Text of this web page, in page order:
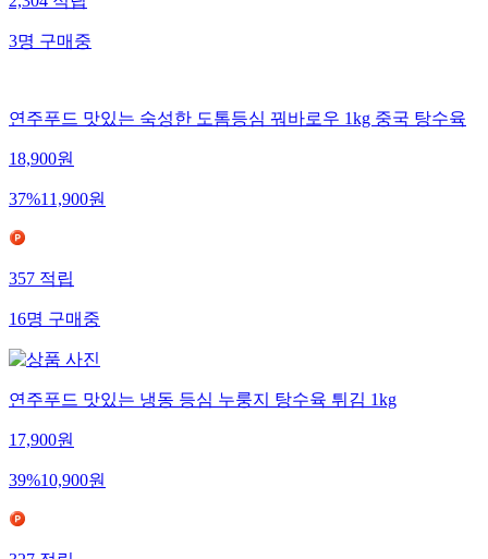
2,304적립
3명구매중
연주푸드 맛있는 숙성한 도톰등심 꿔바로우 1kg 중국 탕수육
18,900원
37%11,900원
357적립
16명구매중
연주푸드 맛있는 냉동 등심 누룽지 탕수육 튀김 1kg
17,900원
39%10,900원